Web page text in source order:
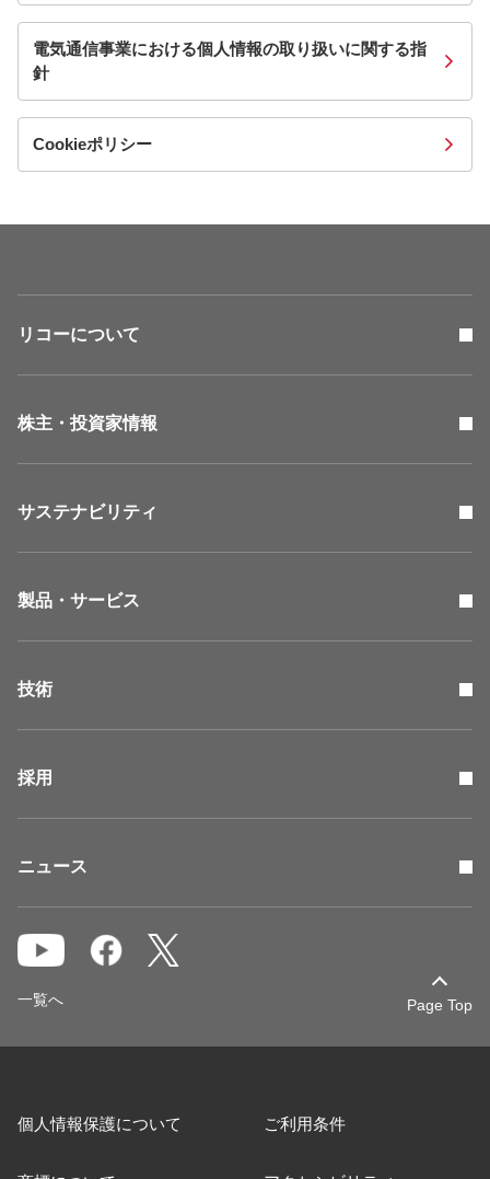
電気通信事業における個人情報の取り扱いに関する指
針
Cookieポリシー
リコーについて
株主・投資家情報
サステナビリティ
製品・サービス
技術
採用
ニュース
Page Top
一覧へ
個人情報保護について ご利用条件